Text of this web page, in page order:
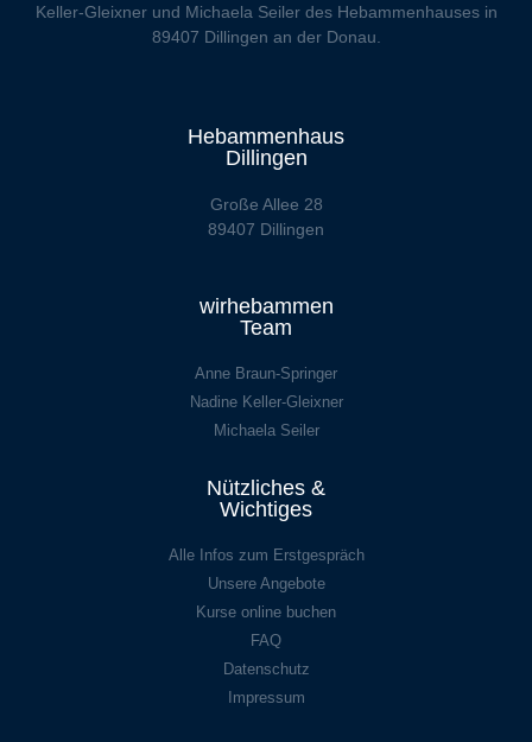
Keller-Gleixner und Michaela Seiler des Hebammenhauses in
89407 Dillingen an der Donau.
Hebammenhaus
Dillingen
Große Allee 28
89407 Dillingen
wirhebammen
Team
Anne Braun-Springer
Nadine Keller-Gleixner
Michaela Seiler
Nützliches &
Wichtiges
Alle Infos zum Erstgespräch
Unsere Angebote
Kurse online buchen
FAQ
Datenschutz
Impressum